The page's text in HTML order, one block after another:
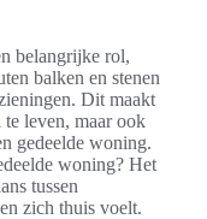
belangrijke rol,
balken en stenen
Dit maakt
leven, maar ook
gedeelde woning.
woning? Het
tussen
zich thuis voelt.